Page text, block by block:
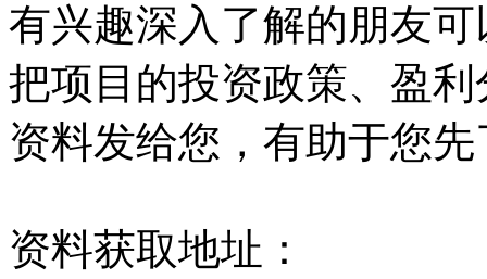
有兴趣深入了解的朋友
把项目的投资政策、盈
资料发给您，有助于您
资料获取地址：